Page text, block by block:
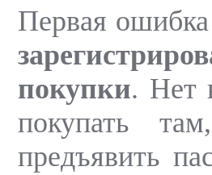
Первая
покупки. Нет
покупать
предъявить